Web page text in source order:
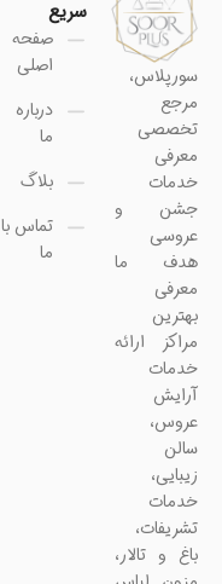
سورپلاس،
مرجع
تخصصی
معرفی
خدمات
جشن و
عروسی
هدف ما
معرفی
بهترین
مراکز ارائه
خدمات
آرایش
عروس،
سالن
زیبایی،
خدمات
تشریفات،
باغ و تالار،
سریع
صفحه
اصلی
درباره
ما
بلاگ
تماس با
ما